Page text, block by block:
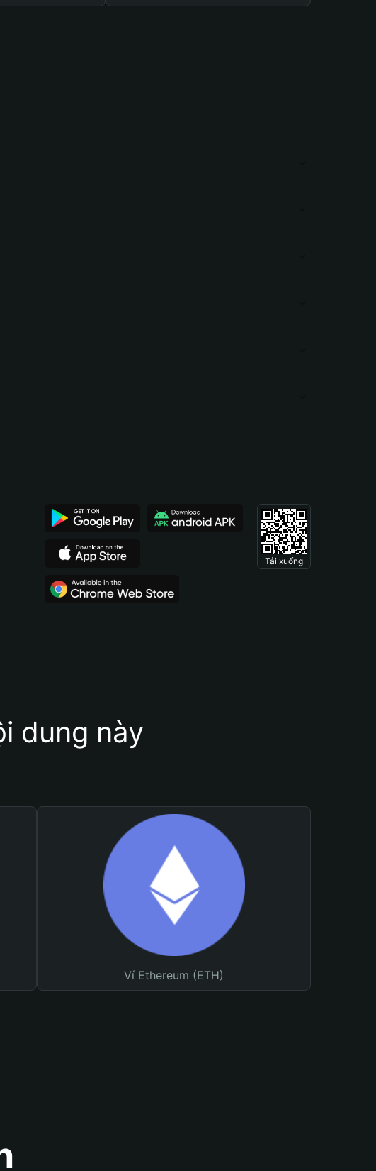
Tải xuống
dung này
Ví Ethereum (ETH)